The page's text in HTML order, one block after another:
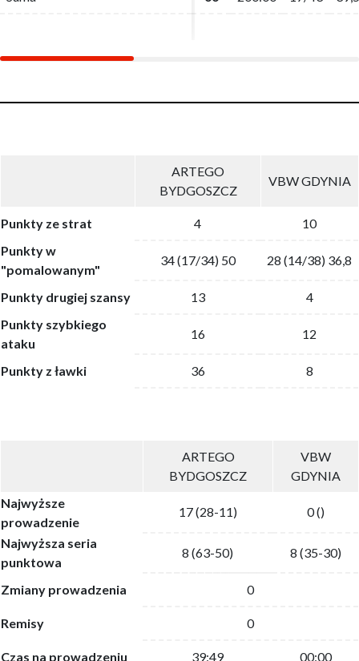
ARTEGO
BYDGOSZCZ
VBW GDYNIA
Punkty ze strat 4
10
Punkty w
"pomalowanym"
34 (17/34) 50 28 (14/38) 36,8
Punkty drugiej szansy 13
4
Punkty szybkiego
ataku
16 12
Punkty z ławki 36 8
ARTEGO
BYDGOSZCZ
VBW
GDYNIA
Najwyższe
prowadzenie
17 (28-11) 0 ()
Najwyższa seria
punktowa
8 (63-50) 8 (35-30)
Zmiany prowadzenia 0
Remisy 0
Czas na prowadzeniu 39:49 00:00